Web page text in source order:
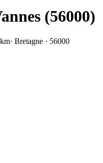
(56000)
· Bretagne · 56000